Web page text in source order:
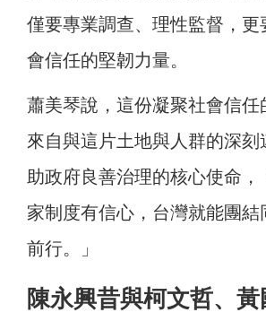
僅要專業調查、理性監督，更
會信任的堅韌力量。
蕭美琴說，這份凝聚社會信任
來自與這片土地與人群的深刻
助政府良善治理的核心使命，
家制度有信心，台灣就能團結
前行。」
陳永興昔與柯文哲、